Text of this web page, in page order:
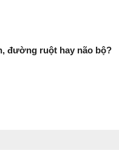
đường ruột hay não bộ?